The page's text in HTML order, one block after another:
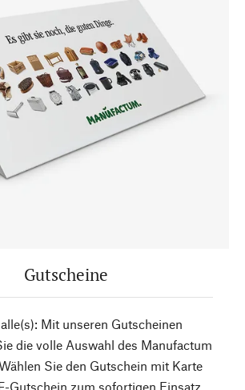
Gutscheine
Mit unseren Gutscheinen
die volle Auswahl des Manufactum
Sie den Gutschein mit Karte
Gutschein zum sofortigen Einsatz.